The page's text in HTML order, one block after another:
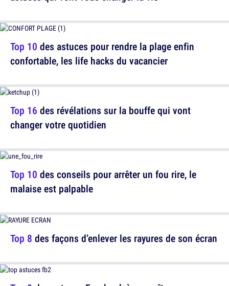
Top 16 des révélations sur la bouffe qui vont
changer votre quotidien
Top 8 des façons d’enlever les rayures de son écran
Top 10 des astuces pour rendre la plage enfin
confortable, les life hacks du vacancier
Top 10 des conseils pour arrêter un fou rire, le
malaise est palpable